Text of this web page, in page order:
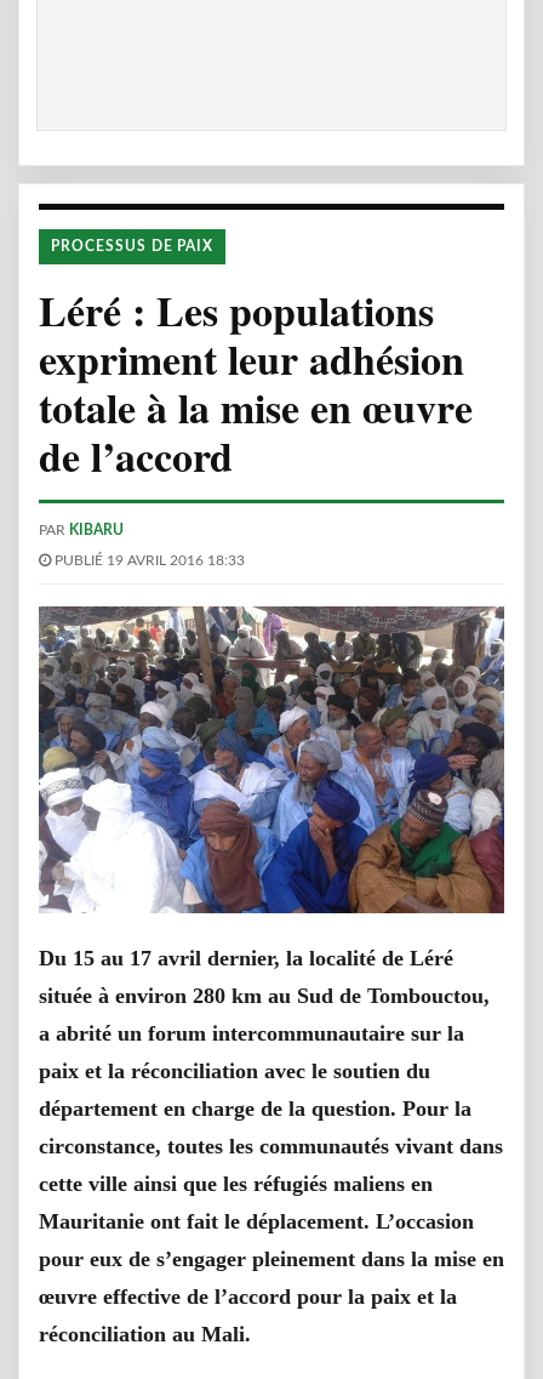
PROCESSUS DE PAIX
Léré : Les populations
expriment leur adhésion
totale à la mise en œuvre
de l’accord
PAR KIBARU
PUBLIÉ 19 AVRIL 2016 18:33
Du 15 au 17 avril dernier, la localité de Léré
située à environ 280 km au Sud de Tombouctou,
a abrité un forum intercommunautaire sur la
paix et la réconciliation avec le soutien du
département en charge de la question. Pour la
circonstance, toutes les communautés vivant dans
cette ville ainsi que les réfugiés maliens en
Mauritanie ont fait le déplacement. L’occasion
pour eux de s’engager pleinement dans la mise en
œuvre effective de l’accord pour la paix et la
réconciliation au Mali.